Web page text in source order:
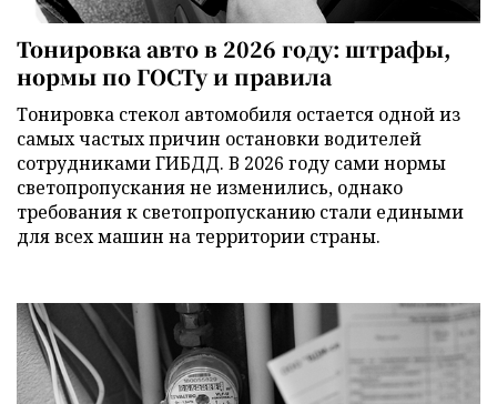
Тонировка авто в 2026 году: штрафы,
нормы по ГОСТу и правила
Тонировка стекол автомобиля остается одной из
самых частых причин остановки водителей
сотрудниками ГИБДД. В 2026 году сами нормы
светопропускания не изменились, однако
требования к светопропусканию стали едиными
для всех машин на территории страны.